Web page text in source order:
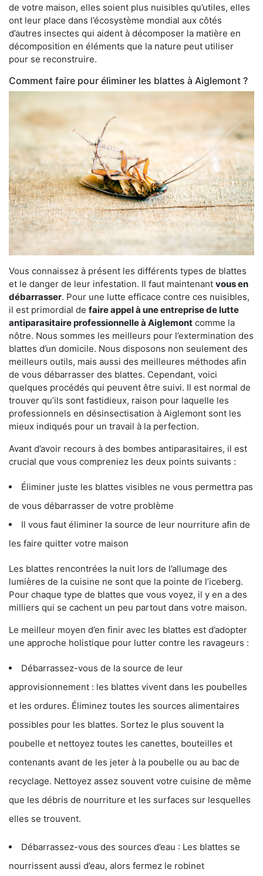
de votre maison, elles soient plus nuisibles qu’utiles, elles
ont leur place dans l’écosystème mondial aux côtés
d’autres insectes qui aident à décomposer la matière en
décomposition en éléments que la nature peut utiliser
pour se reconstruire.
Comment faire pour éliminer les blattes à Aiglemont ?
Vous connaissez à présent les différents types de blattes
et le danger de leur infestation. Il faut maintenant vous en
débarrasser. Pour une lutte efficace contre ces nuisibles,
il est primordial de faire appel à une entreprise de lutte
antiparasitaire professionnelle à Aiglemont comme la
nôtre. Nous sommes les meilleurs pour l’extermination des
blattes d’un domicile. Nous disposons non seulement des
meilleurs outils, mais aussi des meilleures méthodes afin
de vous débarrasser des blattes. Cependant, voici
quelques procédés qui peuvent être suivi. Il est normal de
trouver qu’ils sont fastidieux, raison pour laquelle les
professionnels en désinsectisation à Aiglemont sont les
mieux indiqués pour un travail à la perfection.
Avant d’avoir recours à des bombes antiparasitaires, il est
crucial que vous compreniez les deux points suivants :
Éliminer juste les blattes visibles ne vous permettra pas
de vous débarrasser de votre problème
Il vous faut éliminer la source de leur nourriture afin de
les faire quitter votre maison
Les blattes rencontrées la nuit lors de l’allumage des
lumières de la cuisine ne sont que la pointe de l’iceberg.
Pour chaque type de blattes que vous voyez, il y en a des
milliers qui se cachent un peu partout dans votre maison.
Le meilleur moyen d’en finir avec les blattes est d’adopter
une approche holistique pour lutter contre les ravageurs :
Débarrassez-vous de la source de leur
approvisionnement : les blattes vivent dans les poubelles
et les ordures. Éliminez toutes les sources alimentaires
possibles pour les blattes. Sortez le plus souvent la
poubelle et nettoyez toutes les canettes, bouteilles et
contenants avant de les jeter à la poubelle ou au bac de
recyclage. Nettoyez assez souvent votre cuisine de même
que les débris de nourriture et les surfaces sur lesquelles
elles se trouvent.
Débarrassez-vous des sources d’eau : Les blattes se
nourrissent aussi d’eau, alors fermez le robinet